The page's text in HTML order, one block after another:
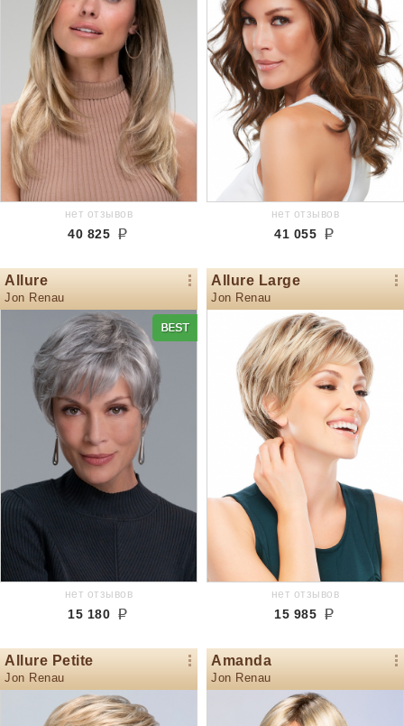
нет отзывов
40 825
нет отзывов
41 055
Allure
Jon Renau
нет отзывов
15 180
Allure Large
Jon Renau
нет отзывов
15 985
Allure Petite
Jon Renau
Amanda
Jon Renau